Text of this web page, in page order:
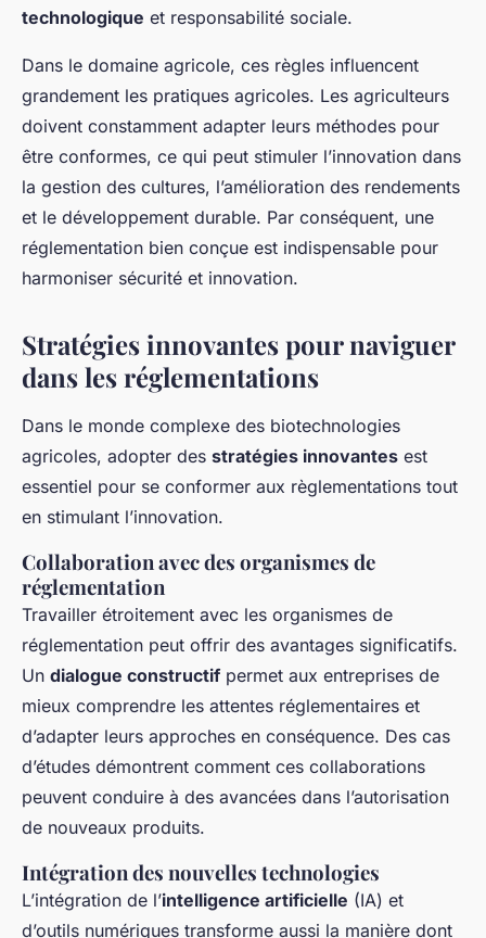
technologique et responsabilité sociale.
Dans le domaine agricole, ces règles influencent
grandement les pratiques agricoles. Les agriculteurs
doivent constamment adapter leurs méthodes pour
être conformes, ce qui peut stimuler l’innovation dans
la gestion des cultures, l’amélioration des rendements
et le développement durable. Par conséquent, une
réglementation bien conçue est indispensable pour
harmoniser sécurité et innovation.
Stratégies innovantes pour naviguer
dans les réglementations
Dans le monde complexe des biotechnologies
agricoles, adopter des stratégies innovantes est
essentiel pour se conformer aux règlementations tout
en stimulant l’innovation.
Collaboration avec des organismes de
réglementation
Travailler étroitement avec les organismes de
réglementation peut offrir des avantages significatifs.
Un dialogue constructif permet aux entreprises de
mieux comprendre les attentes réglementaires et
d’adapter leurs approches en conséquence. Des cas
d’études démontrent comment ces collaborations
peuvent conduire à des avancées dans l’autorisation
de nouveaux produits.
Intégration des nouvelles technologies
L’intégration de l’intelligence artificielle (IA) et
d’outils numériques transforme aussi la manière dont